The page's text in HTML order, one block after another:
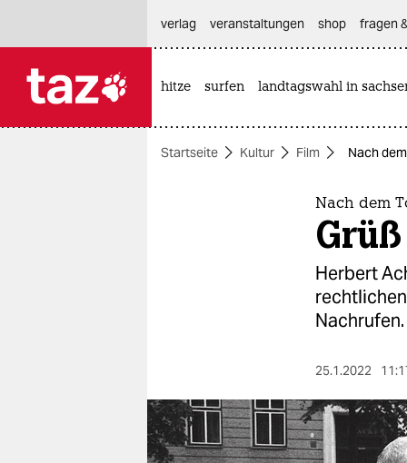
themen
berlin
nord
verlag
veranstaltungen shop fragen
hitze surfen landtagswahl in
Startseite Kultur Film Nach
Nach dem
Herbert
Nachrufen.
25.1.2022